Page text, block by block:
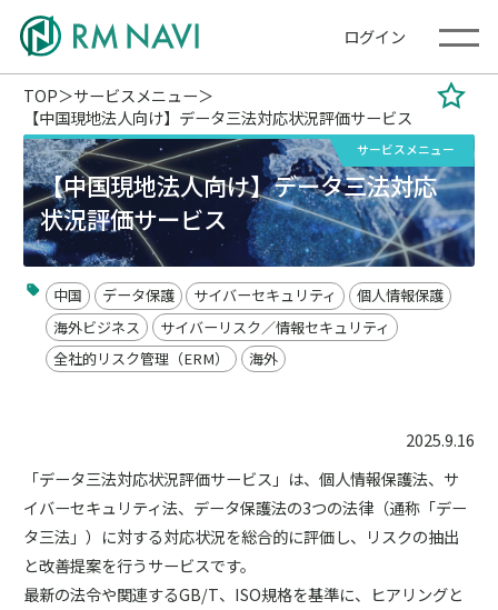
ログイン
TOP
サービスメニュー
【中国現地法人向け】データ三法対応状況評価サービス
サービスメニュー
【中国現地法人向け】データ三法対応
状況評価サービス
中国 データ保護 サイバーセキュリティ
個人情報保護
海外ビジネス
サイバーリスク／情報セキュリティ
全社的リスク管理（ERM）
海外
2025.9.16
「データ三法対応状況評価サービス」は、個人情報保護法、サ
イバーセキュリティ法、データ保護法の3つの法律（通称「デー
タ三法」）に対する対応状況を総合的に評価し、リスクの抽出
と改善提案を行うサービスです。
最新の法令や関連するGB/T、ISO規格を基準に、ヒアリングと